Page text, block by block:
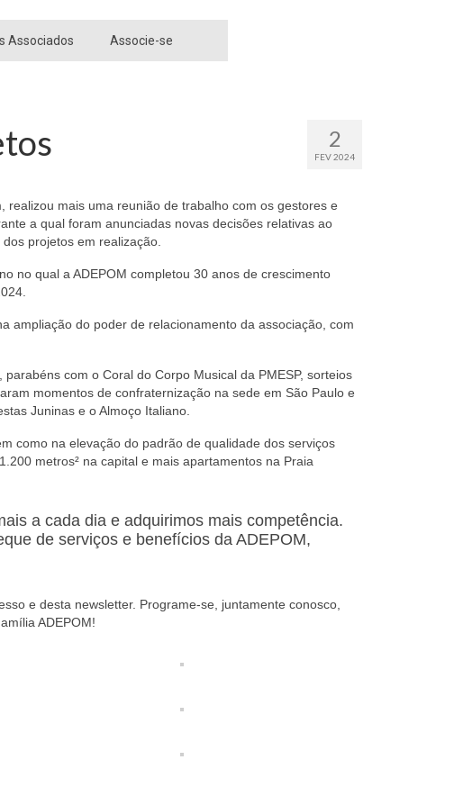
Associados Associe-se
2
FEV 2024
mais uma reunião de trabalho com os gestores e
a qual foram anunciadas novas decisões relativas ao
projetos em realização.
no qual a ADEPOM completou 30 anos de crescimento
ampliação do poder de relacionamento da associação, com
com o Coral do Corpo Musical da PMESP, sorteios
momentos de confraternização na sede em São Paulo e
Juninas e o Almoço Italiano.
como na elevação do padrão de qualidade dos serviços
metros² na capital e mais apartamentos na Praia
a cada dia e adquirimos mais competência.
de serviços e benefícios da ADEPOM,
e desta newsletter. Programe-se, juntamente conosco,
ADEPOM!